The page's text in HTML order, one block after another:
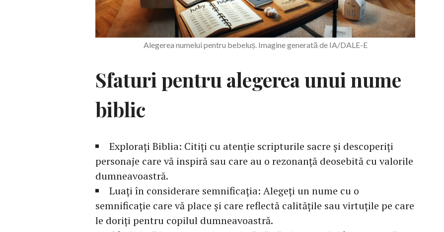
Alegerea numelui pentru bebeluș. Imagine generată de IA/DALE-E
Sfaturi pentru alegerea unui nume
biblic
Explorați Biblia: Citiți cu atenție scripturile sacre și descoperiți
personaje care vă inspiră sau care au o rezonanță deosebită cu valorile
dumneavoastră.
Luați în considerare semnificația: Alegeți un nume cu o
semnificație care vă place și care reflectă calitățile sau virtuțile pe care
le doriți pentru copilul dumneavoastră.